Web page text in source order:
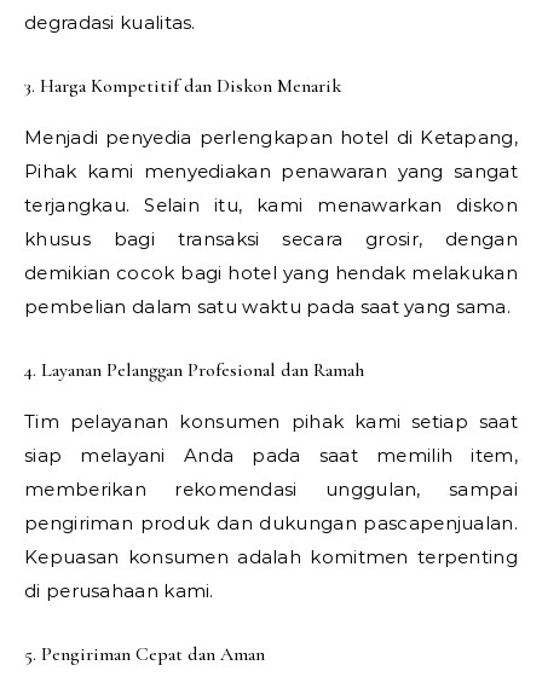
degradasi kualitas.
3. Harga Kompetitif dan Diskon Menarik
Menjadi penyedia perlengkapan hotel di Ketapang,
Pihak kami menyediakan penawaran yang sangat
terjangkau. Selain itu, kami menawarkan diskon
khusus bagi transaksi secara grosir, dengan
demikian cocok bagi hotel yang hendak melakukan
pembelian dalam satu waktu pada saat yang sama.
4. Layanan Pelanggan Profesional dan Ramah
Tim pelayanan konsumen pihak kami setiap saat
siap melayani Anda pada saat memilih item,
memberikan rekomendasi unggulan, sampai
pengiriman produk dan dukungan pascapenjualan.
Kepuasan konsumen adalah komitmen terpenting
di perusahaan kami.
5. Pengiriman Cepat dan Aman